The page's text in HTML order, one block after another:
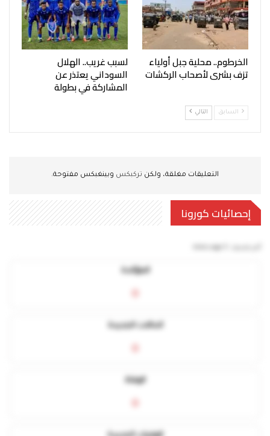
الخرطوم.. محلية جبل أولياء
تزف بشرى لأصحاب الركشات
لسبب غريب.. الهلال
السوداني يعتذر عن
المشاركة في بطولة
السابق التالي
التعليقات مغلقة، ولكن تركبكس وبينغبكس مفتوحة.
إحصائيات كورونا
المؤكدة
0
الحالات الجديدة
0
الوفاة
0